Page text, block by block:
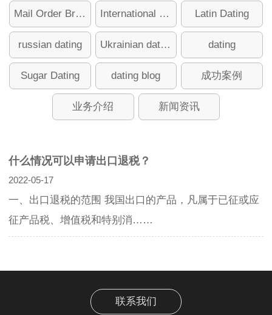
Mail Order Brides International dating Latin Dating
russian dating Ukrainian dating dating
Sugar Dating dating blog 成功案例
业务介绍 新闻资讯
什么情况可以申请出口退税？
2022-05-17
一、出口退税的范围 我国出口的产品，凡属于已征或应
征产品税、增值税和特别消……
联系我们